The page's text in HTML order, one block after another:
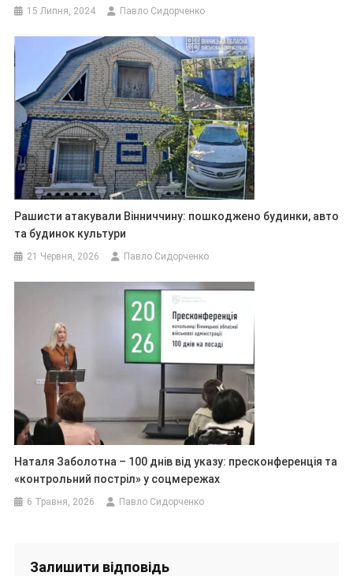
15 Липня, 2024 Павло Сидорченко
Рашисти атакували Вінниччину: пошкоджено будинки, авто
та будинок культури
21 Червня, 2026 Павло Сидорченко
Наталя Заболотна – 100 днів від указу: пресконференція та
«контрольний постріл» у соцмережах
6 Травня, 2026 Павло Сидорченко
Залишити відповідь